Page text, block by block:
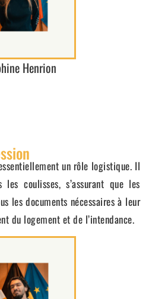
Henrion
un rôle logistique. Il
coulisses, s’assurant que les
les documents nécessaires à leur
du logement et de l’intendance.